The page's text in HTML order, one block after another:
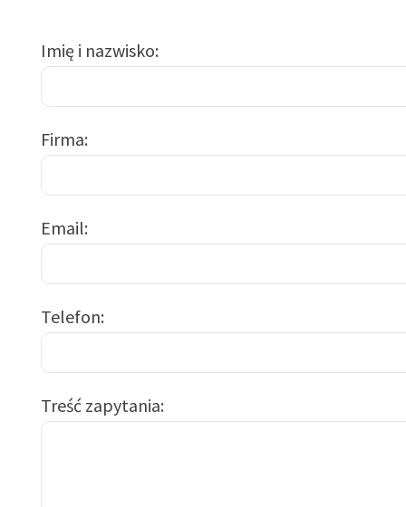
Imię i nazwisko
Firma
Email
Telefon
Treść zapytania